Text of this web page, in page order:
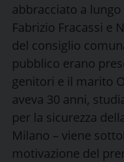
abbracciato a
Fabrizio Fracassi e
del consiglio
pubblico erano
genitori e il marito
aveva 30 anni,
per la sicurezza
Milano – viene
motivazione del